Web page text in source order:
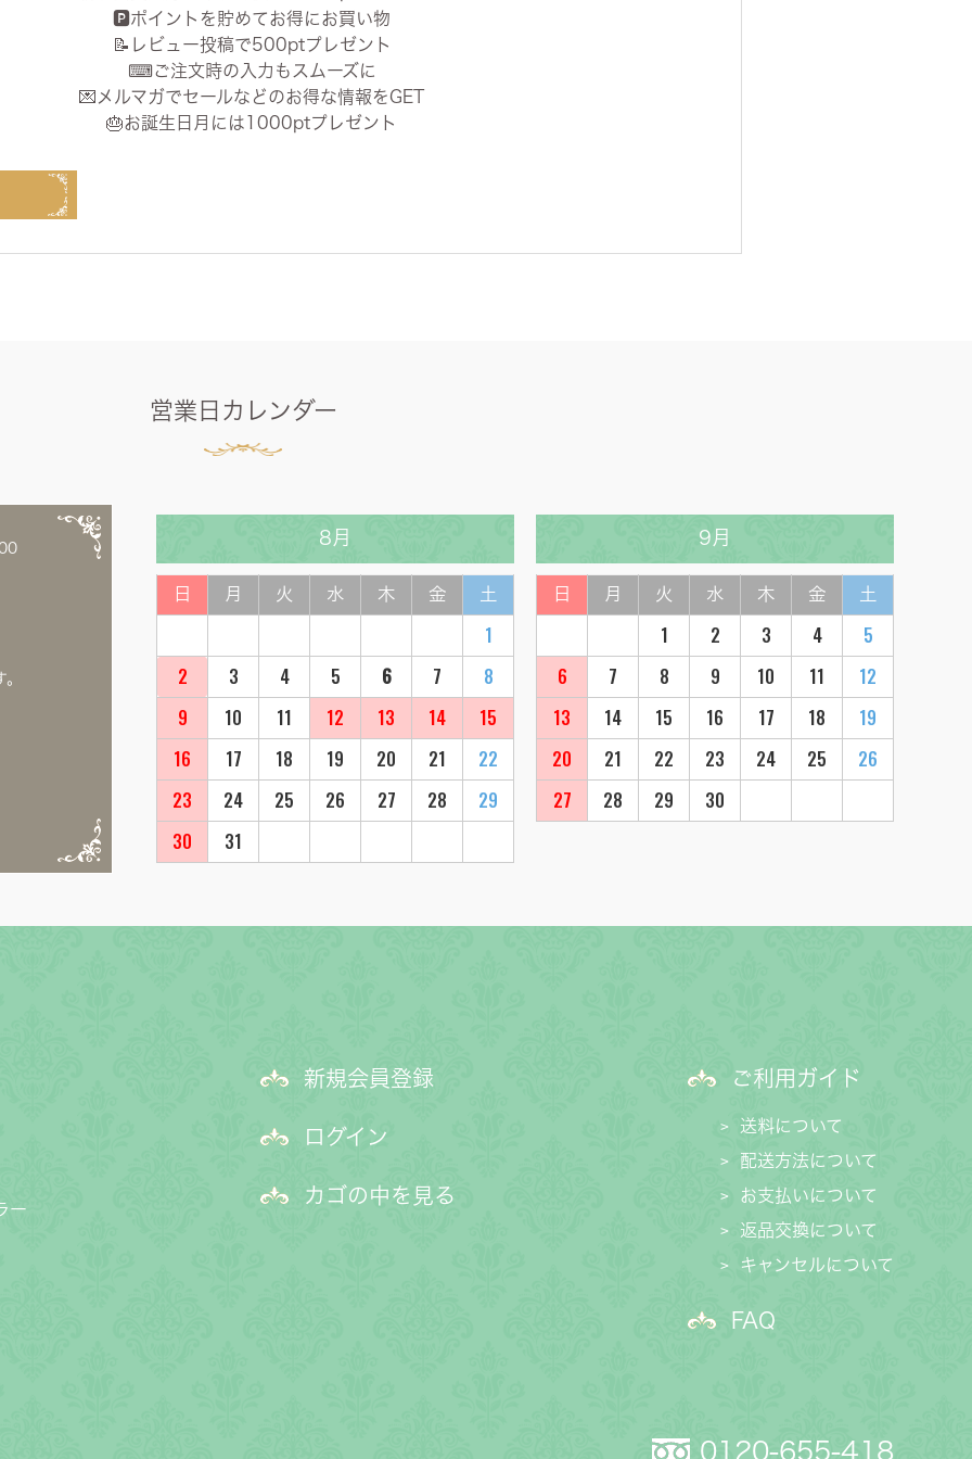
🅿️ポイントを貯めてお得にお買い物
📝レビュー投稿で500ptプレゼント
⌨ご注文時の入力もスムーズに
💌メルマガでセールなどのお得な情報をGET
🎂お誕生日月には1000ptプレゼント
営業日カレンダー
8月
日 月 火 水 木 金 土
1
2
3 4 5 6 7
8
9
10 11 12 13 14
15
16
17 18 19 20 21
22
23
24 25 26 27 28
29
30
31
9月
日 月 火 水 木 金 土
1 2 3 4
5
6
7 8 9 10 11
12
13
14 15 16 17 18
19
20
21 22 23 24 25
26
27
28 29 30
ー
新規会員登録
ログイン
カゴの中を見る
ご利用ガイド
送料について
配送方法について
お支払いについて
返品交換について
キャンセルについて
FAQ
0120-655-418